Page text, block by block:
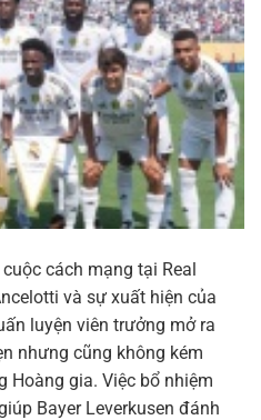
cách mạng tại Real
và sự xuất hiện của
luyện viên trưởng mở ra
nhưng cũng không kém
Hoàng gia. Việc bổ nhiệm
Bayer Leverkusen đánh